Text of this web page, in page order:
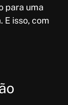
para uma
E isso, com